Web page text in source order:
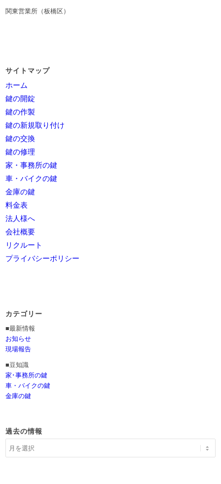
関東営業所（板橋区）
サイトマップ
ホーム
鍵の開錠
鍵の作製
鍵の新規取り付け
鍵の交換
鍵の修理
家・事務所の鍵
車・バイクの鍵
金庫の鍵
料金表
法人様へ
会社概要
リクルート
プライバシーポリシー
カテゴリー
■最新情報
お知らせ
現場報告
■豆知識
家･事務所の鍵
車・バイクの鍵
金庫の鍵
過去の情報